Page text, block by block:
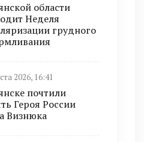
области
Неделя
грудного
2026, 16:41
почтили
Героя России
Визнюка